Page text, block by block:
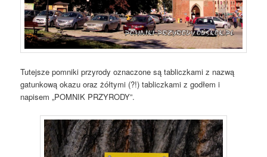
Tutejsze pomniki przyrody oznaczone są tabliczkami z nazwą
gatunkową okazu oraz żółtymi (?!) tabliczkami z godłem i
napisem „POMNIK PRZYRODY”.